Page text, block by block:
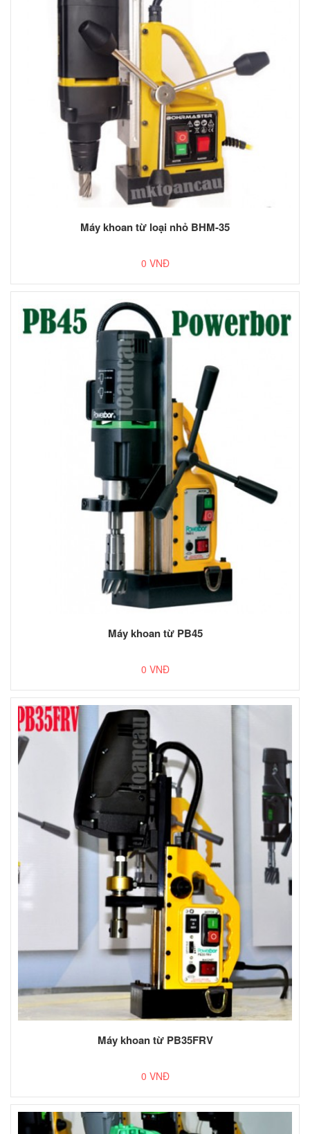
Máy khoan từ loại nhỏ BHM-35
0 VNĐ
Máy khoan từ PB45
0 VNĐ
Máy khoan từ PB35FRV
0 VNĐ